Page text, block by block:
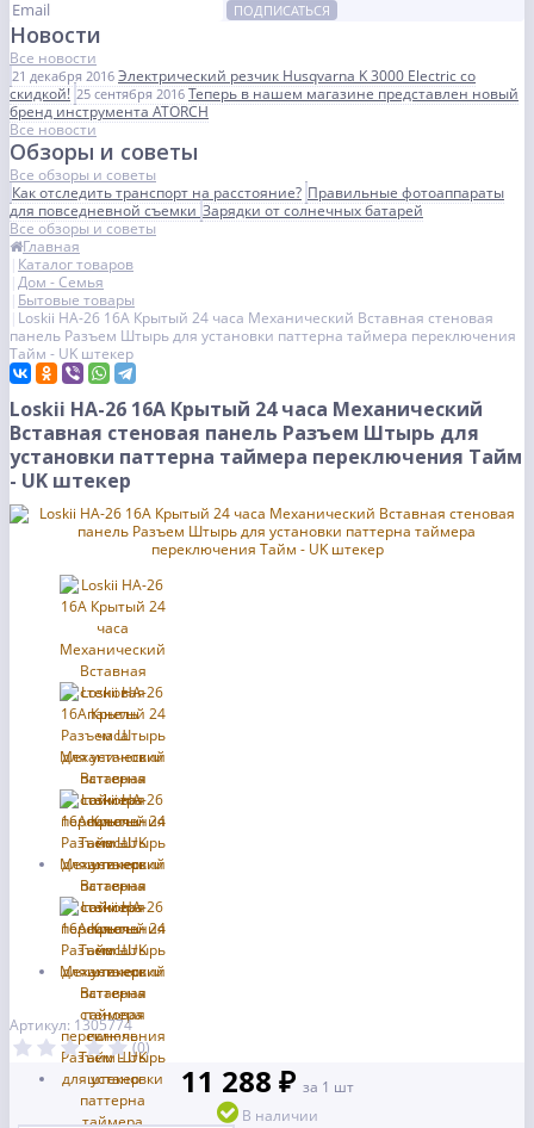
ПОДПИСАТЬСЯ
Новости
Все новости
21 декабря 2016 Электрический резчик Husqvarna K 3000 Electric со
скидкой! 25 сентября 2016 Теперь в нашем магазине представлен новый
бренд инструмента ATORCH
Все новости
Обзоры и советы
Все обзоры и советы
Как отследить транспорт на расстояние? Правильные фотоаппараты
для повседневной съемкиЗарядки от солнечных батарей
Все обзоры и советы
Главная
Каталог товаров
Дом - Семья
Бытовые товары
Loskii HA-26 16A Крытый 24 часа Механический Вставная стеновая
панель Разъем Штырь для установки паттерна таймера переключения
Тайм - UK штекер
Loskii HA-26 16A Крытый 24 часа Механический
Вставная стеновая панель Разъем Штырь для
установки паттерна таймера переключения Тайм
- UK штекер
Артикул: 1305774
(0)
11 288 ₽ за 1 шт
В наличии